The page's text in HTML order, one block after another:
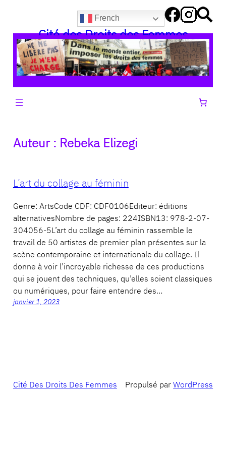
contenu
French
Cité des Droits des Femmes
Auteur : Rebeka Elizegi
L’art du collage au féminin
Genre: ArtsCode CDF: CDF0106Editeur: éditions
alternativesNombre de pages: 224ISBN13: 978-2-07-
304056-5L’art du collage au féminin rassemble le
travail de 50 artistes de premier plan présentes sur la
scène contemporaine et internationale du collage. Il
donne à voir l’incroyable richesse de ces productions
qui se jouent des techniques, qu’elles soient classiques
ou numériques, pour faire entendre des…
janvier 1, 2023
Cité Des Droits Des Femmes Propulsé parWordPress